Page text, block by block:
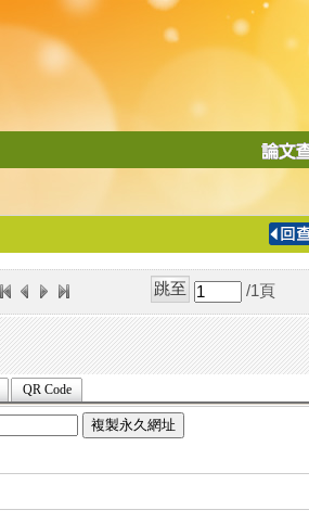
導
/1 頁
QR Code
複製永久網址